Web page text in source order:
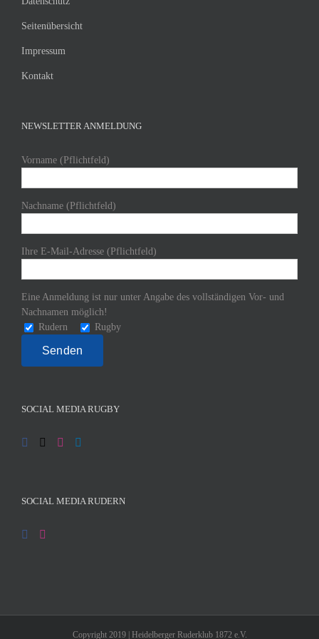
Seitenübersicht
Impressum
Kontakt
NEWSLETTER ANMELDUNG
Vorname (Pflichtfeld)
Nachname (Pflichtfeld)
Ihre E-Mail-Adresse (Pflichtfeld)
Eine Anmeldung ist nur unter Angabe des vollständigen Vor- und
Nachnamen möglich!
Rudern
Rugby
SOCIAL MEDIA RUGBY
SOCIAL MEDIA RUDERN
Copyright 2019 | Heidelberger Ruderklub 1872 e.V.